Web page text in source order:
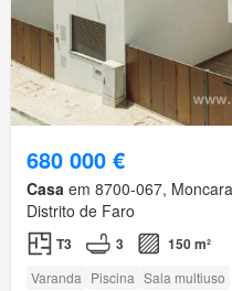
680 000 €
Casa em 8700-067,
Distrito de Faro
T3 3 150 m²
Varanda Piscina Sala multiuso